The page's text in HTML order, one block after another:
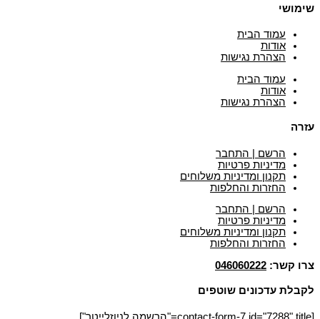
שימושי
עמוד הבית
אודות
הצהרת נגישות
עמוד הבית
אודות
הצהרת נגישות
עזרה
הרשם | התחבר
מדיניות פרטיות
תקנון ומדיניות משלוחים
החזרות והחלפות
הרשם | התחבר
מדיניות פרטיות
תקנון ומדיניות משלוחים
החזרות והחלפות
צרו קשר: 046060222
לקבלת עדכונים שוטפים
[contact-form-7 id="7288" title="הרשמה לניוזלייטר"]